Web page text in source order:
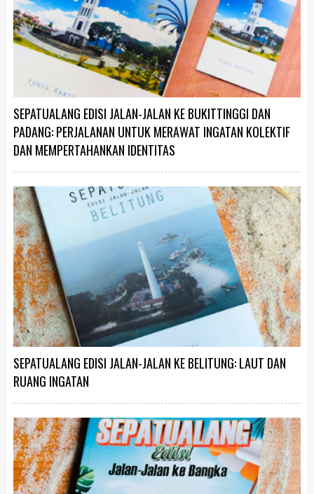
SEPATUALANG EDISI JALAN-JALAN KE BUKITTINGGI DAN
PADANG: PERJALANAN UNTUK MERAWAT INGATAN KOLEKTIF
DAN MEMPERTAHANKAN IDENTITAS
SEPATUALANG EDISI JALAN-JALAN KE BELITUNG: LAUT DAN
RUANG INGATAN